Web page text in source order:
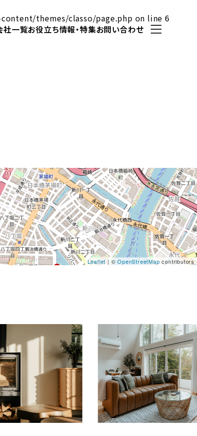
社一覧お役立ち情報・特集お問い合わせ
themes/classo/page.php on line6
Leaflet| ©OpenStreetMap contributors